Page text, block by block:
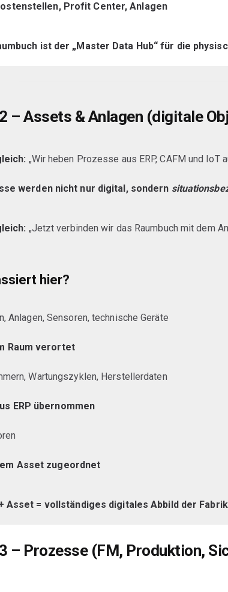
Profit Center, Anlagen
ist der „Master Data Hub“ für die
– Assets & Anlagen (digitale
„Wir heben Prozesse aus ERP, CAFM und IoT
werden nicht nur digital, sondern
„Jetzt verbinden wir das Raumbuch mit dem
hier?
Anlagen, Sensoren, technische Geräte
Raum verortet
Wartungszyklen, Herstellerdaten
ERP übernommen
Asset zugeordnet
Asset = vollständiges digitales Abbild der
– Prozesse (FM, Produktion,